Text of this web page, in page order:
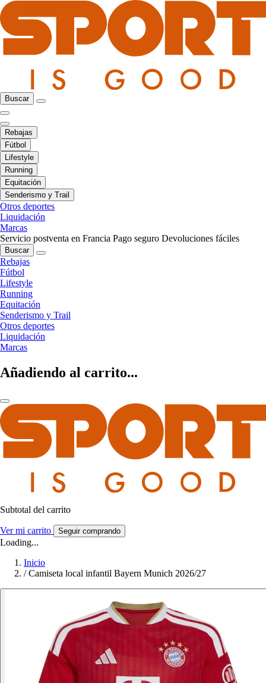
Buscar
Rebajas
Fútbol
Lifestyle
Running
Equitación
Senderismo y Trail
Otros deportes
Liquidación
Marcas
Servicio postventa en Francia Pago seguro Devoluciones fáciles
Buscar
Rebajas
Fútbol
Lifestyle
Running
Equitación
Senderismo y Trail
Otros deportes
Liquidación
Marcas
Añadiendo al carrito...
Subtotal del carrito
Ver mi carrito Seguir comprando
Loading...
Inicio
/ Camiseta local infantil Bayern Munich 2026/27